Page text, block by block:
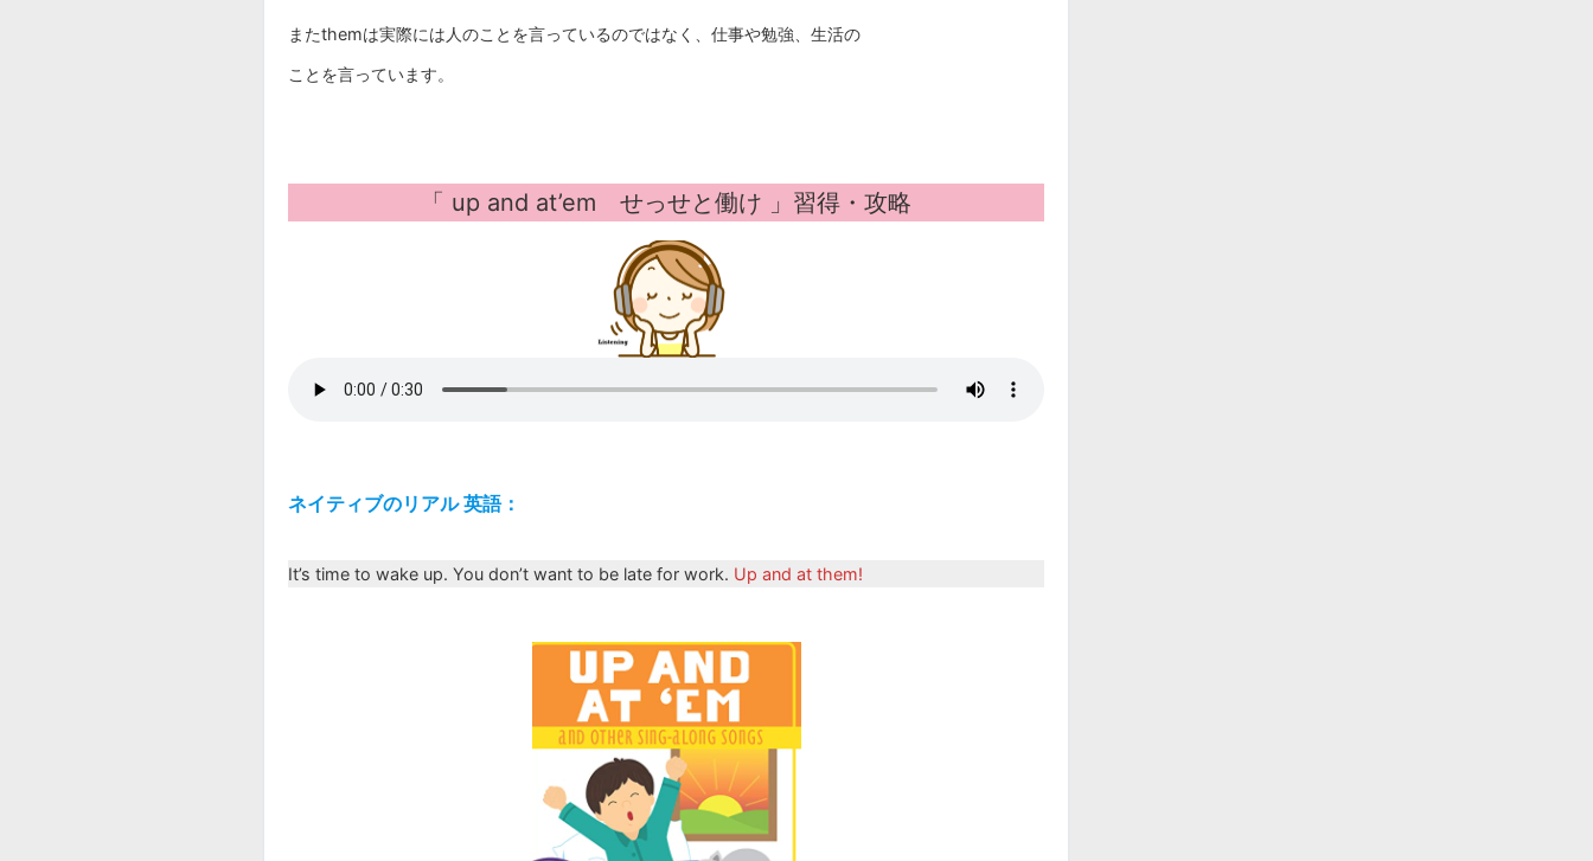
またthemは実際には人のことを言っているのではなく、仕事や勉強、生活の
ことを言っています。
「 up and at’em せっせと働け 」習得・攻略
ネイティブのリアル 英語：
It’s time to wake up. You don’t want to be late for work. Up and at them!